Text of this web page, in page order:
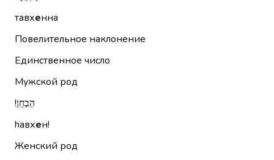
тавхенна
Повелительное наклонение
Единственное число
Мужской род
הַבְחֵן!‏
hавхен!
Женский род